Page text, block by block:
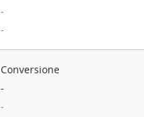
-
-
Conversione
-
-